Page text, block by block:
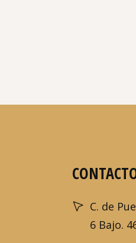
C. de
6 Bajo.